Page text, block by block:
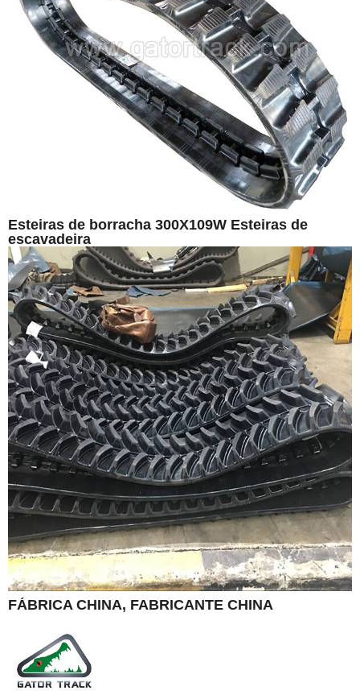
Esteiras de borracha 300X109W Esteiras de
escavadeira
FÁBRICA CHINA, FABRICANTE CHINA